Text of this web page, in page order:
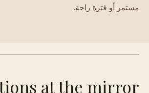
مستمر أو فترة راحة.
at the mirror.